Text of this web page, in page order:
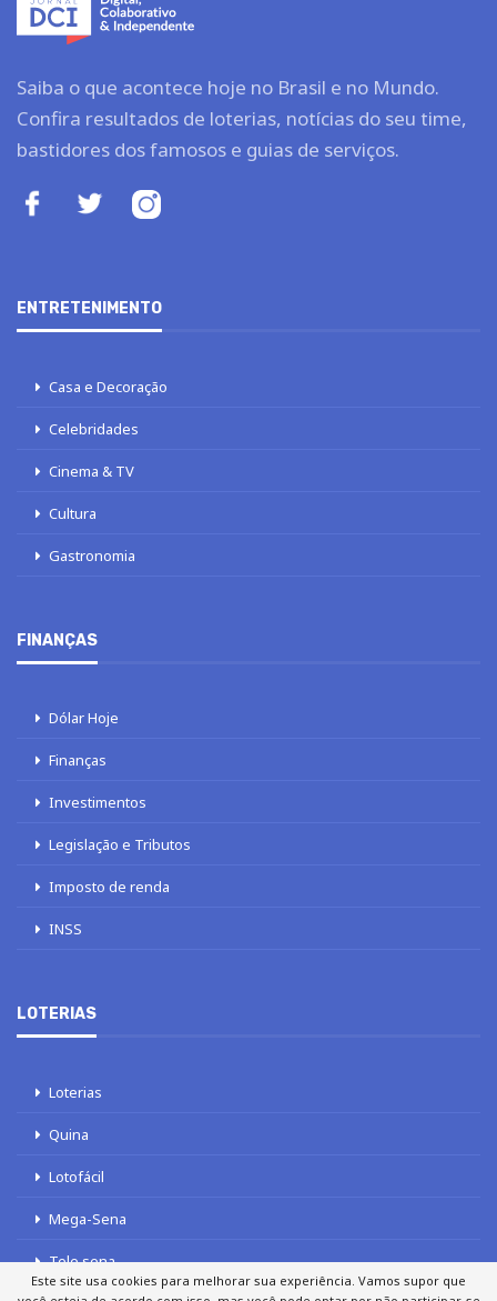
Saiba o que acontece hoje no Brasil e no Mundo.
Confira resultados de loterias, notícias do seu time,
bastidores dos famosos e guias de serviços.
ENTRETENIMENTO
Casa e Decoração
Celebridades
Cinema & TV
Cultura
Gastronomia
FINANÇAS
Dólar Hoje
Finanças
Investimentos
Legislação e Tributos
Imposto de renda
INSS
LOTERIAS
Loterias
Quina
Lotofácil
Mega-Sena
Tele sena
Este site usa cookies para melhorar sua experiência. Vamos supor que